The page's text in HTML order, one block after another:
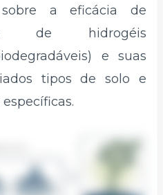
a eficácia de
de hidrogéis
e suas
tipos de solo e